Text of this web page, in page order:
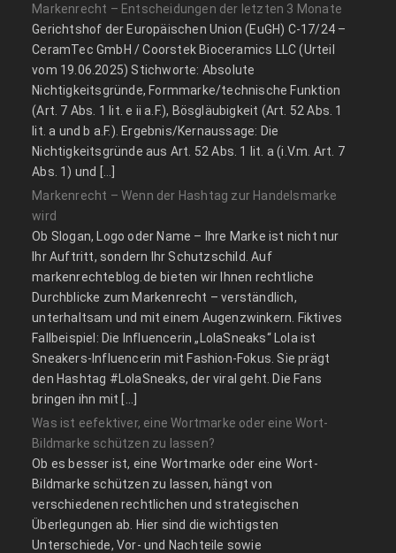
Markenrecht – Entscheidungen der letzten 3 Monate
Gerichtshof der Europäischen Union (EuGH) C‑17/24 –
CeramTec GmbH / Coorstek Bioceramics LLC (Urteil
vom 19.06.2025) Stichworte: Absolute
Nichtigkeitsgründe, Formmarke/technische Funktion
(Art. 7 Abs. 1 lit. e ii a.F.), Bösgläubigkeit (Art. 52 Abs. 1
lit. a und b a.F.). Ergebnis/Kernaussage: Die
Nichtigkeitsgründe aus Art. 52 Abs. 1 lit. a (i.V.m. Art. 7
Abs. 1) und […]
Markenrecht – Wenn der Hashtag zur Handelsmarke
wird
Ob Slogan, Logo oder Name – Ihre Marke ist nicht nur
Ihr Auftritt, sondern Ihr Schutzschild. Auf
markenrechteblog.de bieten wir Ihnen rechtliche
Durchblicke zum Markenrecht – verständlich,
unterhaltsam und mit einem Augenzwinkern. Fiktives
Fallbeispiel: Die Influencerin „LolaSneaks“ Lola ist
Sneakers-Influencerin mit Fashion-Fokus. Sie prägt
den Hashtag #LolaSneaks, der viral geht. Die Fans
bringen ihn mit […]
Was ist eefektiver, eine Wortmarke oder eine Wort-
Bildmarke schützen zu lassen?
Ob es besser ist, eine Wortmarke oder eine Wort-
Bildmarke schützen zu lassen, hängt von
verschiedenen rechtlichen und strategischen
Überlegungen ab. Hier sind die wichtigsten
Unterschiede, Vor- und Nachteile sowie